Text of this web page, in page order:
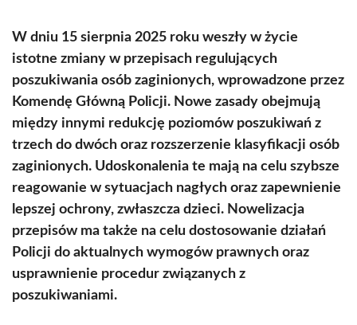
W dniu 15 sierpnia 2025 roku weszły w życie
istotne zmiany w przepisach regulujących
poszukiwania osób zaginionych, wprowadzone przez
Komendę Główną Policji. Nowe zasady obejmują
między innymi redukcję poziomów poszukiwań z
trzech do dwóch oraz rozszerzenie klasyfikacji osób
zaginionych. Udoskonalenia te mają na celu szybsze
reagowanie w sytuacjach nagłych oraz zapewnienie
lepszej ochrony, zwłaszcza dzieci. Nowelizacja
przepisów ma także na celu dostosowanie działań
Policji do aktualnych wymogów prawnych oraz
usprawnienie procedur związanych z
poszukiwaniami.